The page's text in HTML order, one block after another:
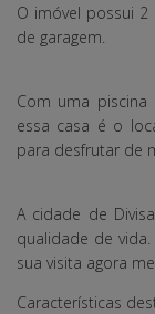
O imóvel possui 2
de garagem.
Com uma piscina
essa casa é o
para desfrutar de
A cidade de
qualidade de
sua visita agora
Características